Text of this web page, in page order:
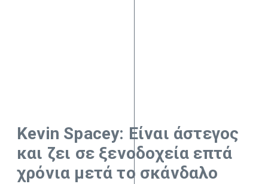
Kevin Spacey: Είναι άστεγος
και ζει σε ξενοδοχεία επτά
χρόνια μετά το σκάνδαλο